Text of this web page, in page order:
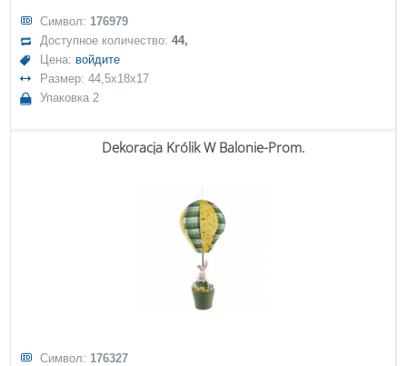
Символ: 176979
Доступное количество:44,
Цена: войдите
Размер: 44,5x18x17
Упаковка 2
Dekoracja Królik W Balonie-Prom.
Символ: 176327